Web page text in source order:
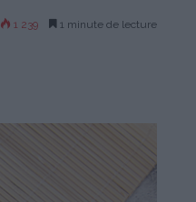
1 239 1 minute de lecture